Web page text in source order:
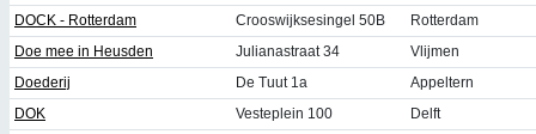
DOCK - Rotterdam Crooswijksesingel 50B
Rotterdam
Doe mee in Heusden
Julianastraat 34
Vlijmen
Doederij
De Tuut 1a
Appeltern
DOK
Vesteplein 100
Delft